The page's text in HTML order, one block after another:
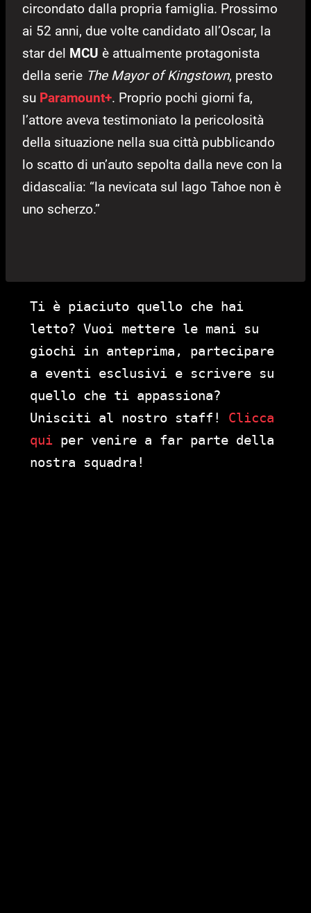
circondato dalla propria famiglia. Prossimo
ai 52 anni, due volte candidato all’Oscar, la
star del MCU è attualmente protagonista
della serie The Mayor of Kingstown, presto
su Paramount+. Proprio pochi giorni fa,
l’attore aveva testimoniato la pericolosità
della situazione nella sua città pubblicando
lo scatto di un’auto sepolta dalla neve con la
didascalia: “la nevicata sul lago Tahoe non è
uno scherzo.”
Ti è piaciuto quello che hai
letto? Vuoi mettere le mani su
giochi in anteprima, partecipare
a eventi esclusivi e scrivere su
quello che ti appassiona?
Unisciti al nostro staff! Clicca
qui per venire a far parte della
nostra squadra!